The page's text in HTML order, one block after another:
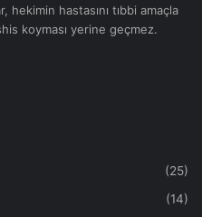
hekimin hastasını tıbbi amaçla
koyması yerine geçmez.
(25)
(14)